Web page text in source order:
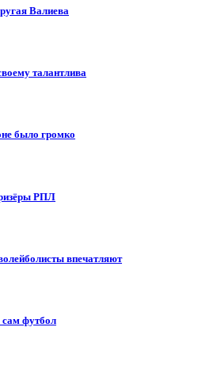
Валиева
талантлива
было громко
РПЛ
впечатляют
сам футбол